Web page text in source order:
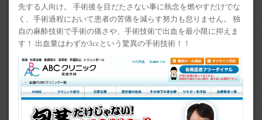
先する人向け。 手術後を目だたさない事に執念を燃やすだけでな
く、手術過程において患者の苦痛を減らす努力も怠りません。 独
自の麻酔技術で手術の痛さや、手術技術で出血を最小限に抑えま
す！ 出血量はわずか3ccという驚異の手術技術！！